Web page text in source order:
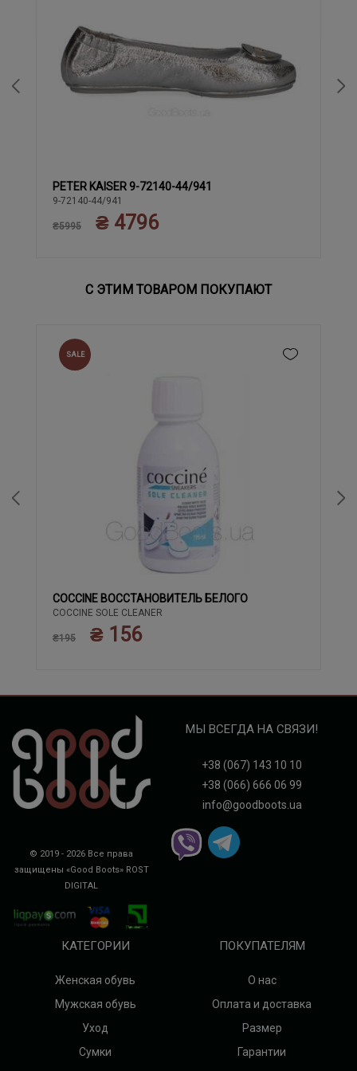
37 37.5 38 38.5 39 40
PETER KAISER 9-72140-44/941
9-72140-44/941
₴5995 ₴ 4796
С ЭТИМ ТОВАРОМ ПОКУПАЮТ
SALE
COCCINE ВОССТАНОВИТЕЛЬ БЕЛОГО
COCCINE SOLE CLEANER
₴195 ₴ 156
© 2019 - 2026 Все права
защищены «Good Boots» ROST
DIGITAL
МЫ ВСЕГДА НА СВЯЗИ!
+38 (067) 143 10 10
+38 (066) 666 06 99
info@goodboots.ua
КАТЕГОРИИ
Женская обувь
Мужская обувь
Уход
Сумки
ПОКУПАТЕЛЯМ
О нас
Оплата и доставка
Размер
Гарантии